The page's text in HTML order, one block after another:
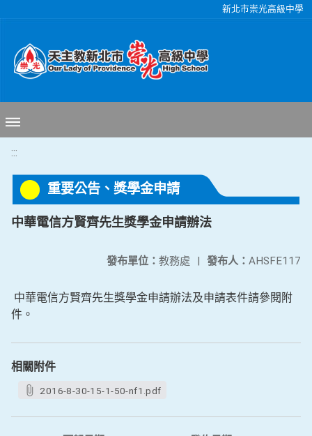
新北市崇光高級中學
:::
重要公告、獎學金申請
中華電信方賢齊先生獎學金申請辦法
發布人： AHSFE117
發布單位： 教務處 |
中華電信方賢齊先生獎學金申請辦法及申請表件請參閱附
件。
相關附件
2016-8-30-15-1-50-nf1.pdf